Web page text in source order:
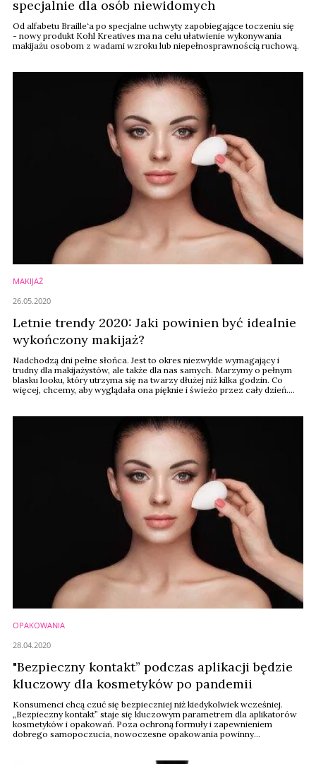
specjalnie dla osób niewidomych
Od alfabetu Braille‘a po specjalne uchwyty zapobiegające toczeniu się
- nowy produkt Kohl Kreatives ma na celu ułatwienie wykonywania
makijażu osobom z wadami wzroku lub niepełnosprawnością ruchową.
MAKIJAŻ
Letnie trendy 2020: Jaki powinien być idealnie
wykończony makijaż?
Nadchodzą dni pełne słońca. Jest to okres niezwykle wymagający i
trudny dla makijażystów, ale także dla nas samych. Marzymy o pełnym
blasku looku, który utrzyma się na twarzy dłużej niż kilka godzin. Co
więcej, chcemy, aby wyglądała ona pięknie i świeżo przez cały dzień.
26.05.2020
OPAKOWANIA
"Bezpieczny kontakt” podczas aplikacji będzie
kluczowy dla kosmetyków po pandemii
Konsumenci chcą czuć się bezpieczniej niż kiedykolwiek wcześniej.
„Bezpieczny kontakt” staje się kluczowym parametrem dla aplikatorów
kosmetyków i opakowań. Poza ochroną formuły i zapewnieniem
dobrego samopoczucia, nowoczesne opakowania powinny
28.04.2020